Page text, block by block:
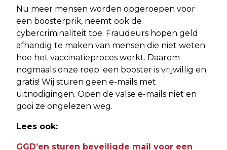
Nu meer mensen worden opgeroepen voor
een boosterprik, neemt ook de
cybercriminaliteit toe. Fraudeurs hopen geld
afhandig te maken van mensen die niet weten
hoe het vaccinatieproces werkt. Daarom
nogmaals onze roep: een booster is vrijwillig en
gratis! Wij sturen geen e-mails met
uitnodigingen. Open de valse e-mails niet en
gooi ze ongelezen weg.
Lees ook:
GGD’en sturen beveiligde mail voor een